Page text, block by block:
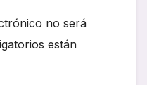
no será
están